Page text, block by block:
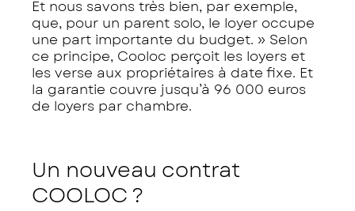
Et nous savons très bien, par exemple,
que, pour un parent solo, le loyer occupe
une part importante du budget. » Selon
ce principe, Cooloc perçoit les loyers et
les verse aux propriétaires à date fixe. Et
la garantie couvre jusqu’à 96 000 euros
de loyers par chambre.
Un nouveau contrat
COOLOC ?